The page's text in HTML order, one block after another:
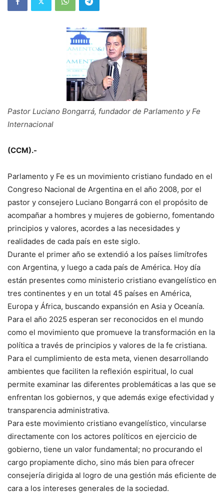
Pastor Luciano Bongarrá, fundador de Parlamento y Fe
Internacional
(CCM).-
Parlamento y Fe es un movimiento cristiano fundado en el
Congreso Nacional de Argentina en el año 2008, por el
pastor y consejero Luciano Bongarrá con el propósito de
acompañar a hombres y mujeres de gobierno, fomentando
principios y valores, acordes a las necesidades y
realidades de cada país en este siglo.
Durante el primer año se extendió a los países limítrofes
con Argentina, y luego a cada país de América. Hoy día
están presentes como ministerio cristiano evangelístico en
tres continentes y en un total 45 países en América,
Europa y África, buscando expansión en Asia y Oceanía.
Para el año 2025 esperan ser reconocidos en el mundo
como el movimiento que promueve la transformación en la
política a través de principios y valores de la fe cristiana.
Para el cumplimiento de esta meta, vienen desarrollando
ambientes que faciliten la reflexión espiritual, lo cual
permite examinar las diferentes problemáticas a las que se
enfrentan los gobiernos, y que además exige efectividad y
transparencia administrativa.
Para este movimiento cristiano evangelístico, vincularse
directamente con los actores políticos en ejercicio de
gobierno, tiene un valor fundamental; no procurando el
cargo propiamente dicho, sino más bien para ofrecer
consejería dirigida al logro de una gestión más eficiente de
cara a los intereses generales de la sociedad.